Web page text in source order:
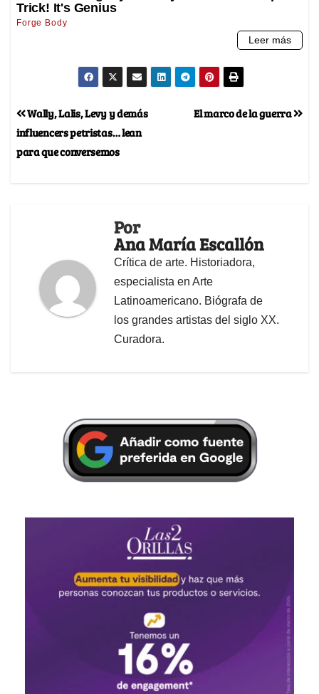
El marco de la guerra
Wally, Lalis, Levy y demás
influencers petristas… lean
para que conversemos
Por
Ana María Escallón
Crítica de arte. Historiadora,
especialista en Arte
Latinoamericano. Biógrafa de
los grandes artistas del siglo XX.
Curadora.